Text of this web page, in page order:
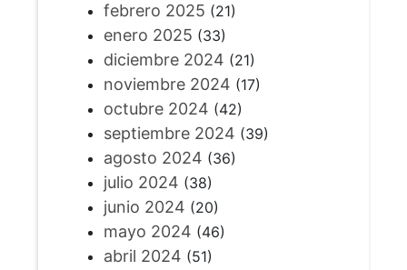
febrero 2025 (21)
enero 2025 (33)
diciembre 2024 (21)
noviembre 2024 (17)
octubre 2024 (42)
septiembre 2024 (39)
agosto 2024 (36)
julio 2024 (38)
junio 2024 (20)
mayo 2024 (46)
abril 2024 (51)